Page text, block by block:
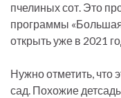
пчелиных сот. Это
программы «Большая
открыть уже в 2021
Нужно отметить, что
сад. Похожие